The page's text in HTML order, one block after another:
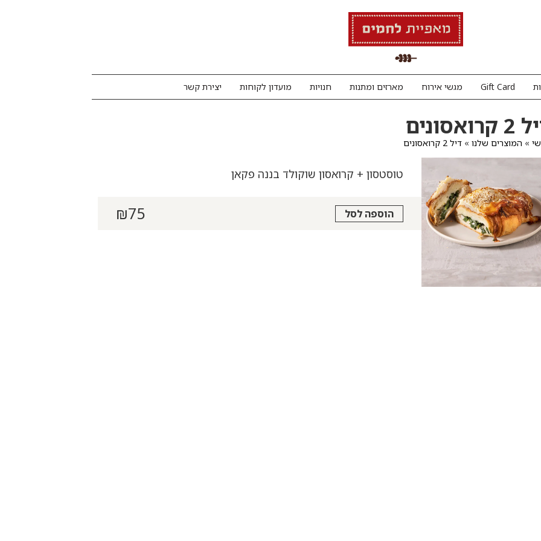
Gift Card מגשי אירוח מארזים ומתנות חנויות מועדון לקוחות יצירת קשר
» המוצרים שלנו » דיל 2 קרואסונים
טוסטסון + קרואסון שוקולד בננה פקאן
הוספה לסל 75
₪